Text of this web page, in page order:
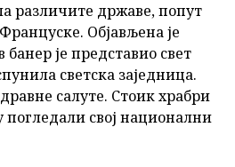
различите државе, попут
Објављена је
је представио свет
светска заједница.
салуте. Стоик храбри
свој национални